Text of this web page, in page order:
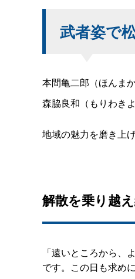
武者姿で
本間亀二郎（ほんま
森脇良和（もりわき
地域の魅力を磨き上
解散を乗り越
「遠いところから
です。この日も求め